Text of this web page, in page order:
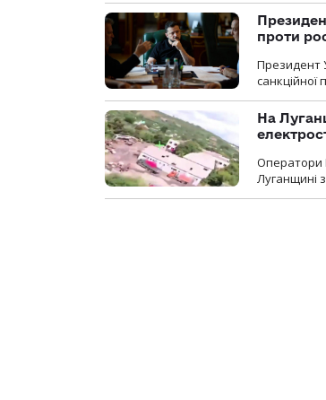
проти
Президент
санкційної
На
Оператори
Луганщині